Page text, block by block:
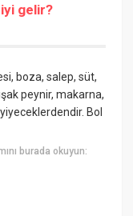
gelir?
boza, salep, süt,
peynir, makarna,
Bol
burada okuyun: